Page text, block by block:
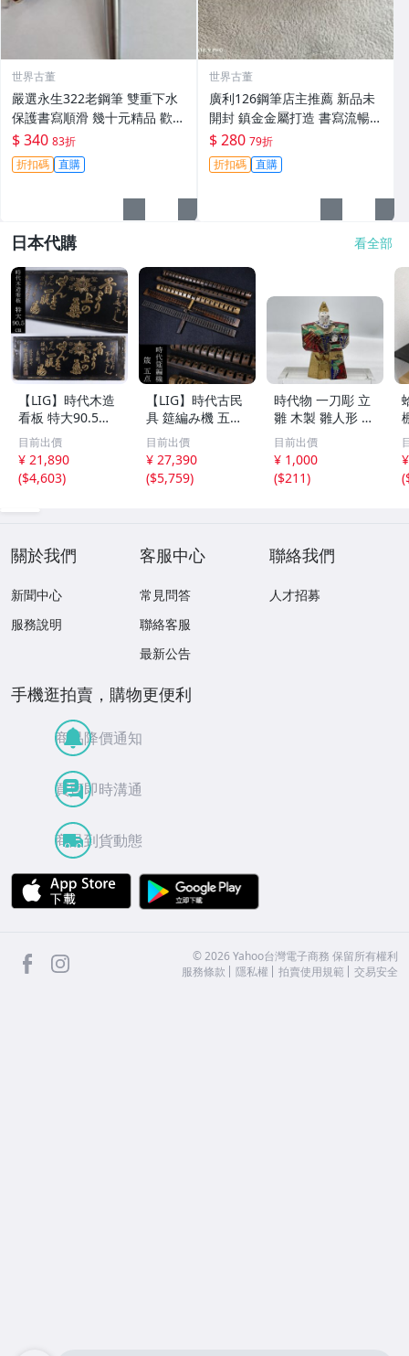
世界古董
嚴選永生322老鋼筆 雙重下水
保護書寫順滑 幾十元精品 歡迎
詳詢 觀賞 永生322 鋼筆 字跡
持久 精密工藝 舒適握感 收藏
推薦
$ 340 83折
折扣碼 直購
世界古董
廣利126鋼筆店主推薦 新品未
開封 鎮金金屬打造 書寫流暢
重量恰到好處 專家級用筆選擇
126鋼筆 儲水型 筆尖書寫
$ 280 79折
折扣碼 直購
日本代購 看全部
【LIG】時代木造
看板 特大90.5㎝
金彩 本舗 高田徳
左衛門 古美術品
2606.676
目前出價
¥ 21,890
($4,603)
【LIG】時代古民
具 筵編み機 五点
むしろ編み 筬 お
さ 農具 古道具 26
04.458
目前出價
¥ 27,390
($5,759)
時代物 一刀彫 立
雛 木製 雛人形 木
彫彩色 小型 2.2×
3.5×H5.7cm ひな
祭り 郷土玩具 木
工芸 置物 木彫人
目前出價
¥ 1,000
($211)
(
關於我們
新聞中心
服務說明
客服中心
常見問答
聯絡客服
最新公告
聯絡我們
人才招募
手機逛拍賣，購物更便利
商品降價通知
買賣即時溝通
商品到貨動態
APP Store
facebook ©2026 Yahoo台灣電子商務 保留所有權利
服務條款
隱私權 拍賣使用規範 交易安全